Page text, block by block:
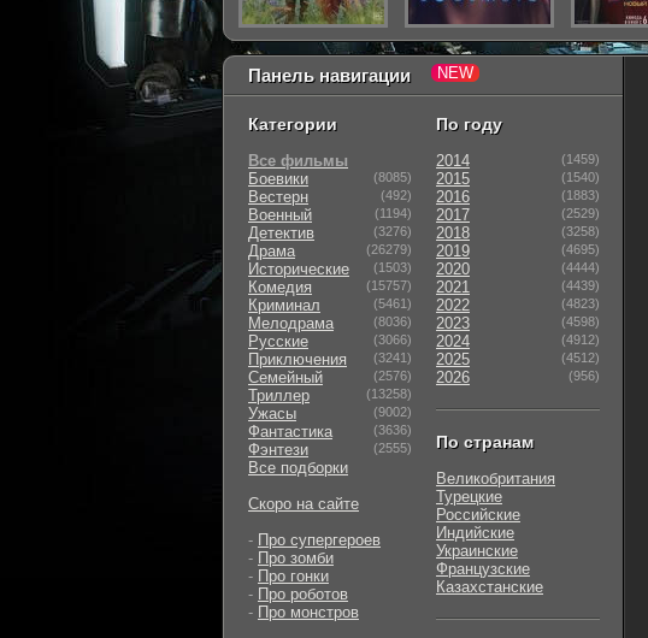
Панель навигации
Категории
Все фильмы
Боевики
(8085)
Вестерн (492)
Военный (1194)
Детектив (3276)
Драма (26279)
Исторические (1503)
Комедия (15757)
Криминал (5461)
Мелодрама (8036)
Русские (3066)
Приключения (3241)
Семейный (2576)
Триллер (13258)
Ужасы (9002)
Фантастика (3636)
Фэнтези (2555)
Все подборки
Скоро на сайте
- Про супергероев
- Про зомби
- Про гонки
- Про роботов
- Про монстров
По году
2014 (1459)
2015 (1540)
2016 (1883)
2017 (2529)
2018 (3258)
2019 (4695)
2020 (4444)
2021 (4439)
2022 (4823)
2023 (4598)
2024 (4912)
2025 (4512)
2026 (956)
По странам
Великобритания
Турецкие
Российские
Индийские
Украинские
Французские
Казахстанские